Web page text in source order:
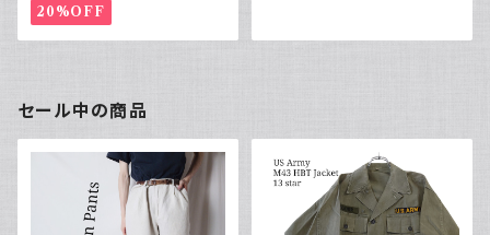
20%OFF
000年代
セール中の商品